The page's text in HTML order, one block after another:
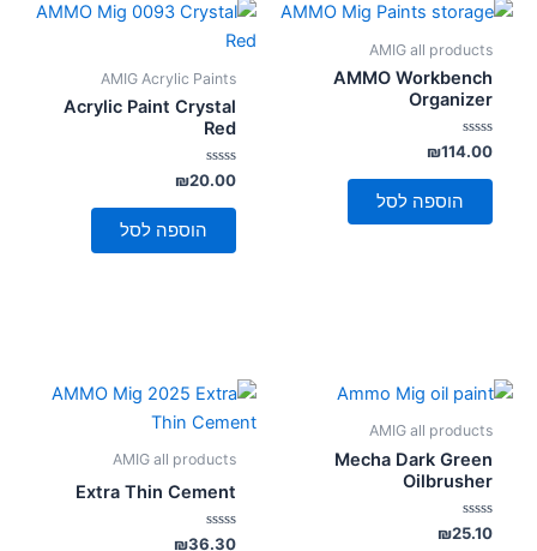
AMIG all products
AMMO Workbench
Organizer
דורג
0
מתוך
₪114.00
הוספה לסל
AMIG Acrylic Paints
Acrylic Paint Crystal
Red
דורג
0
מתוך
₪20.00
הוספה לסל
AMIG all products
Mecha Dark Green
Oilbrusher
דורג
0
₪25.10
AMIG all products
Extra Thin Cement
דורג
₪36.30